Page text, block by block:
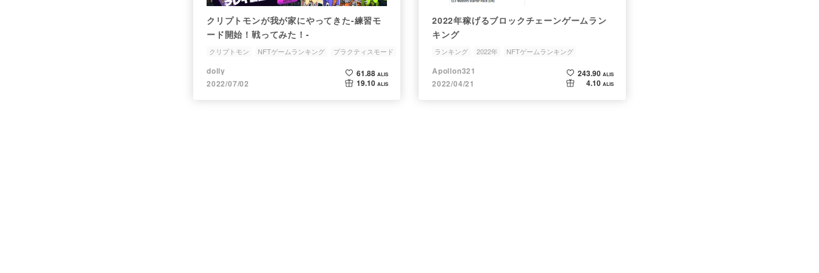
クリプトモンが我が家にやってきた-練習モ
ード開始！戦ってみた！-
クリプトモン NFTゲームランキング
プラクティスモード
NFTオーナー
dolly
2022/07/02
61.88 ALIS
19.10 ALIS
2022年稼げるブロックチェーンゲームラン
キング
ランキング 2022年
NFTゲームランキング
ブロックチェーンゲームランキング
Apollon321
2022/04/21
243.90 ALIS
4.10 ALIS